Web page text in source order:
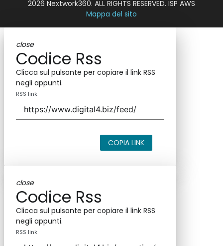
2026 Nextwork360. ALL RIGHTS RESERVED. ISP AWS
Mappa del sito
close
Codice Rss
Clicca sul pulsante per copiare il link RSS
negli appunti.
RSS link
COPIA LINK
close
Codice Rss
Clicca sul pulsante per copiare il link RSS
negli appunti.
RSS link